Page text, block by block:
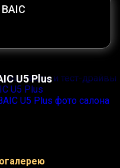
U5 Plus